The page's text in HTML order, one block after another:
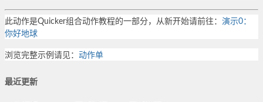
此动作是Quicker组合动作教程的一部分，从新开始请前往： 演示0：
你好地球
浏览完整示例请见： 动作单
最近更新